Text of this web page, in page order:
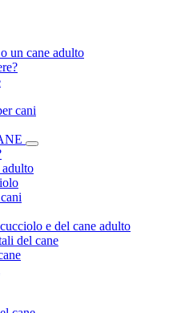
un cane adulto
cani
e del cane adulto
del cane